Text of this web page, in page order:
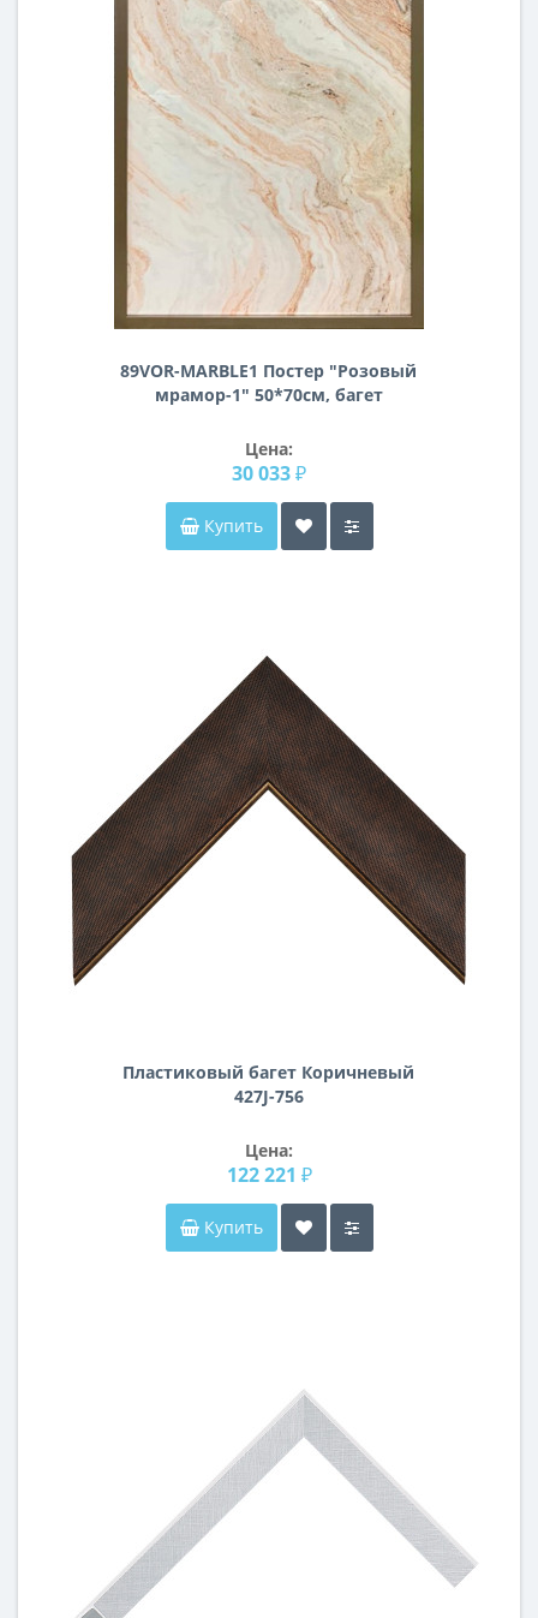
89VOR-MARBLE1 Постер "Розовый
мрамор-1" 50*70см, багет
Цена:
30 033 ₽
Купить
Пластиковый багет Коричневый
427J-756
Цена:
122 221 ₽
Купить